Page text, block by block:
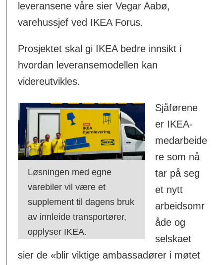
leveransene våre sier Vegar Aabø,
varehussjef ved IKEA Forus.
Prosjektet skal gi IKEA bedre innsikt i
hvordan leveransemodellen kan
videreutvikles.
Løsningen med egne
varebiler vil være et
supplement til dagens bruk
av innleide transportører,
opplyser IKEA.
Sjåførene
er IKEA-
medarbeide
re som nå
tar på seg
et nytt
arbeidsomr
åde og
selskaet
sier de «blir viktige ambassadører i møtet